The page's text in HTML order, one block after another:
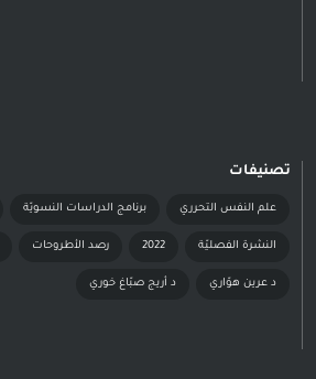
تصنيفات
علم النفس التحرري برنامج الدراسات النسويّة
النشرة الفصليّة 2022 رصد الأطروحات
د عرين هوّاري د أريج صبّاغ خوري